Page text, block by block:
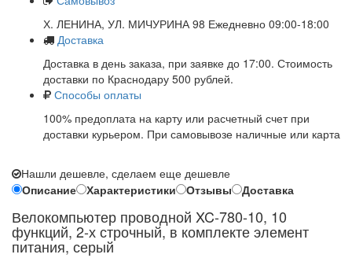
Х. ЛЕНИНА, УЛ. МИЧУРИНА 98 Ежедневно 09:00-18:00
Доставка
Доставка в день заказа, при заявке до 17:00. Стоимость
доставки по Краснодару 500 рублей.
Способы оплаты
100% предоплата на карту или расчетный счет при
доставки курьером. При самовывозе наличные или карта
Нашли дешевле, сделаем еще дешевле
Описание
Характеристики Отзывы Доставка
Велокомпьютер проводной XC-780-10, 10
функций, 2-х строчный, в комплекте элемент
питания, серый